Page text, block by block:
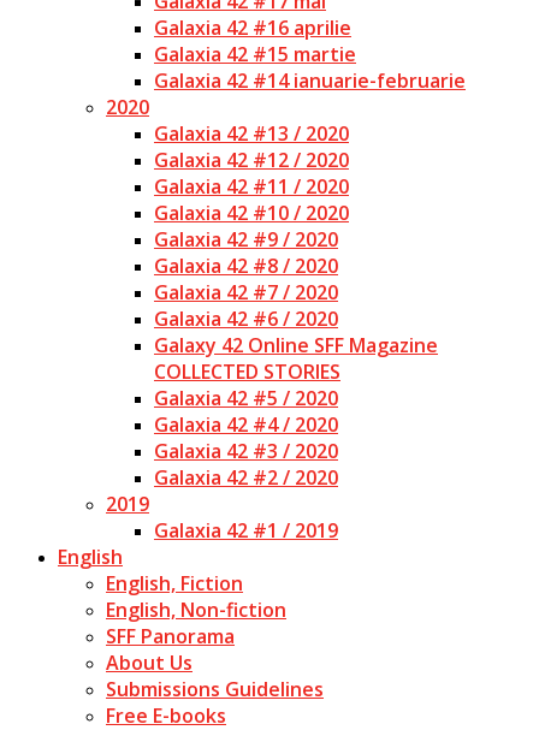
Galaxia 42 #16 aprilie
Galaxia 42 #15 martie
Galaxia 42 #14 ianuarie-februarie
2020
Galaxia 42 #13 / 2020
Galaxia 42 #12 / 2020
Galaxia 42 #11 / 2020
Galaxia 42 #10 / 2020
Galaxia 42 #9 / 2020
Galaxia 42 #8 / 2020
Galaxia 42 #7 / 2020
Galaxia 42 #6 / 2020
Galaxy 42 Online SFF Magazine
COLLECTED STORIES
Galaxia 42 #5 / 2020
Galaxia 42 #4 / 2020
Galaxia 42 #3 / 2020
Galaxia 42 #2 / 2020
2019
Galaxia 42 #1 / 2019
English
English, Fiction
English, Non-fiction
SFF Panorama
About Us
Submissions Guidelines
Free E-books